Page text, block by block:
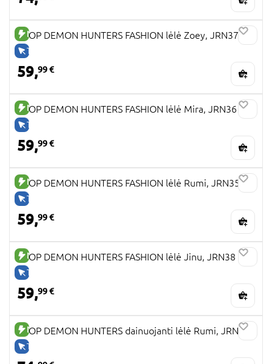
NAUJA PREKĖ
TIK INTERNETU
KPOP DEMON HUNTERS FASHION lėlė Zoey, JRN37
59,99 €
NAUJA PREKĖ
TIK INTERNETU
KPOP DEMON HUNTERS FASHION lėlė Mira, JRN36
59,99 €
NAUJA PREKĖ
TIK INTERNETU
KPOP DEMON HUNTERS FASHION lėlė Rumi, JRN35
59,99 €
NAUJA PREKĖ
TIK INTERNETU
KPOP DEMON HUNTERS FASHION lėlė Jinu, JRN38
59,99 €
NAUJA PREKĖ
TIK INTERNETU
KPOP DEMON HUNTERS dainuojanti lėlė Rumi, JRN40